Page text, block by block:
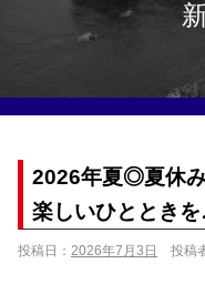
2026年夏◎夏休
楽しいひとときを
投稿日： 2026年7月3日 投稿